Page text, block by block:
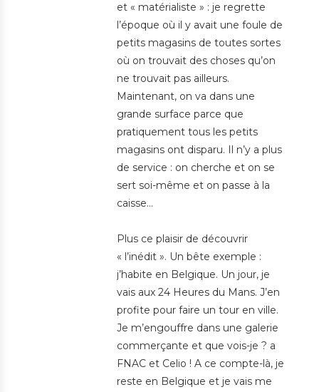
et « matérialiste » : je regrette
l’époque où il y avait une foule de
petits magasins de toutes sortes
où on trouvait des choses qu’on
ne trouvait pas ailleurs.
Maintenant, on va dans une
grande surface parce que
pratiquement tous les petits
magasins ont disparu. Il n’y a plus
de service : on cherche et on se
sert soi-même et on passe à la
caisse…
Plus ce plaisir de découvrir
« l’inédit ». Un bête exemple :
j’habite en Belgique. Un jour, je
vais aux 24 Heures du Mans. J’en
profite pour faire un tour en ville.
Je m’engouffre dans une galerie
commerçante et que vois-je ? a
FNAC et Celio ! A ce compte-là, je
reste en Belgique et je vais me